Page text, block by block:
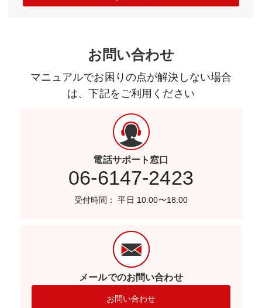
お問い合わせ
マニュアルでお困りの点が解決しない場合
は、下記をご利用ください
電話サポート窓口
06-6147-2423
受付時間： 平日 10:00〜18:00
メールでのお問い合わせ
お問い合わせ